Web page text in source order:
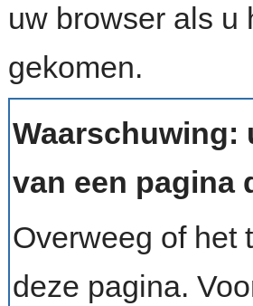
uw browser als u
gekomen.
Waarschuwing:
van een pagina
Overweeg of het
deze pagina.